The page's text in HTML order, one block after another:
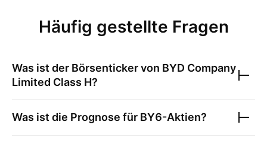
Häufig gestellte Fragen
Was ist der Börsenticker von BYD Company
Limited Class H?
Was ist die Prognose für BY6-Aktien?